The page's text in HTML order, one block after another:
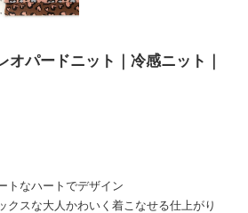
オパードニット｜冷感ニット｜
トなハートでデザイン
クスな大人かわいく着こなせる仕上がり